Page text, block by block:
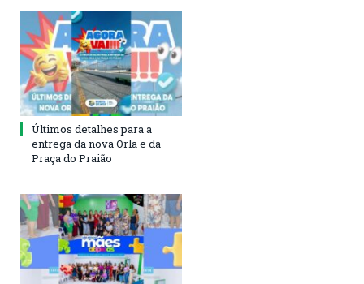
Últimos detalhes para a
entrega da nova Orla e da
Praça do Praião